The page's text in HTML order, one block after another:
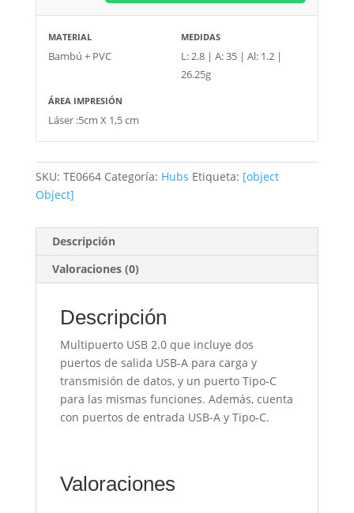
MATERIAL
Bambú + PVC
MEDIDAS
L: 2.8 | A: 35 | Al: 1.2 |
26.25g
ÁREA IMPRESIÓN
Láser :5cm X 1,5 cm
SKU: TE0664 Categoría: Hubs Etiqueta: [object
Object]
Descripción
Valoraciones (0)
Descripción
Multipuerto USB 2.0 que incluye dos
puertos de salida USB-A para carga y
transmisión de datos, y un puerto Tipo-C
para las mismas funciones. Además, cuenta
con puertos de entrada USB-A y Tipo-C.
Valoraciones